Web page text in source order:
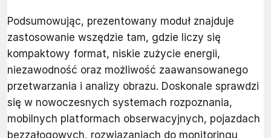
Podsumowując, prezentowany moduł znajduje
zastosowanie wszędzie tam, gdzie liczy się
kompaktowy format, niskie zużycie energii,
niezawodność oraz możliwość zaawansowanego
przetwarzania i analizy obrazu. Doskonale sprawdzi
się w nowoczesnych systemach rozpoznania,
mobilnych platformach obserwacyjnych, pojazdach
bezzałogowych, rozwiązaniach do monitoringu